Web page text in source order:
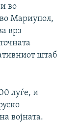
во
Мариупол,
врз
штаб
луѓе, и
војната.